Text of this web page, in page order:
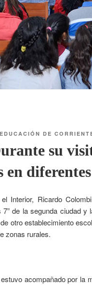
DE
su
Interior, Ricardo
de la segunda ciudad
otro establecimiento
zonas rurales.
acompañado por la